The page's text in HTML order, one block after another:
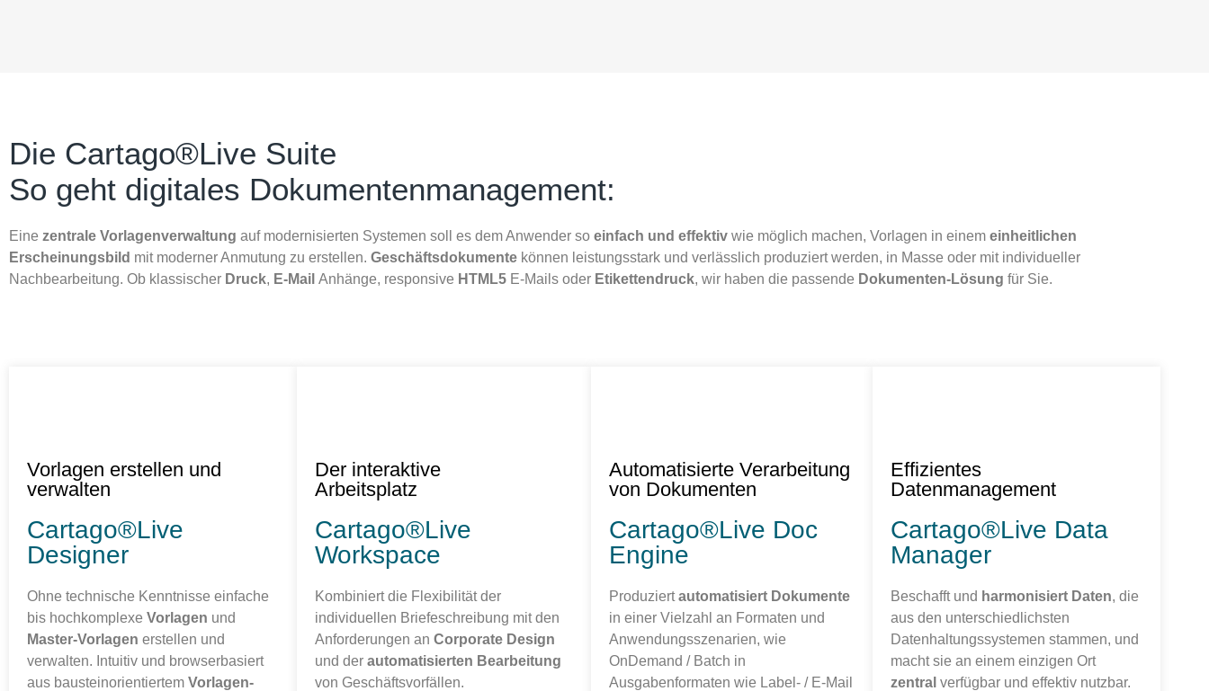
Die Cartago®Live Suite
So geht digitales Dokumentenmanagement:
Eine zentrale Vorlagenverwaltung auf modernisierten Systemen soll es dem Anwender so einfach und effektiv wie möglich machen, Vorlagen in einem einheitlichen
Erscheinungsbild mit moderner Anmutung zu erstellen. Geschäftsdokumente können leistungsstark und verlässlich produziert werden, in Masse oder mit individueller
Nachbearbeitung. Ob klassischer Druck, E-Mail Anhänge, responsive HTML5 E-Mails oder Etikettendruck, wir haben die passende Dokumenten-Lösung für Sie.
Vorlagen erstellen und
verwalten
Cartago®Live
Designer
Ohne technische Kenntnisse einfache
bis hochkomplexe Vorlagen und
Master-Vorlagen erstellen und
verwalten. Intuitiv und browserbasiert
aus bausteinorientiertem Vorlagen-
Der interaktive
Arbeitsplatz
Cartago®Live
Workspace
Kombiniert die Flexibilität der
individuellen Briefeschreibung mit den
Anforderungen an Corporate Design
und der automatisierten Bearbeitung
von Geschäftsvorfällen.
Automatisierte Verarbeitung
von Dokumenten
Cartago®Live Doc
Engine
Produziertautomatisiert Dokumente
in einer Vielzahl an Formaten und
Anwendungsszenarien, wie
OnDemand / Batch in
Ausgabenformaten wie Label- / E-Mail
Effizientes
Datenmanagement
Cartago®Live Data
Manager
Beschafft und harmonisiert Daten, die
aus den unterschiedlichsten
Datenhaltungssystemen stammen, und
macht sie an einem einzigen Ort
zentral verfügbar und effektiv nutzbar.